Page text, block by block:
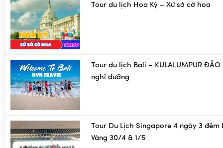
Tour du lịch Bali – KULALUMPUR ĐẢO
Tour Du Lịch Singapore 4 ngày 3 đêm